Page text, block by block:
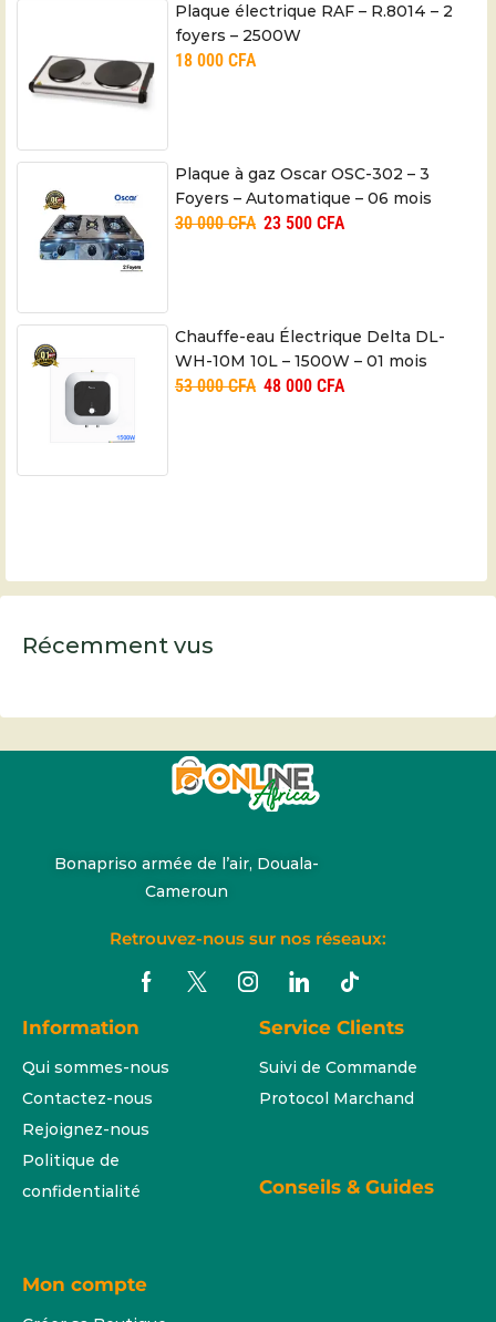
Plaque électrique RAF – R.8014 – 2
foyers – 2500W
18 000 CFA
Plaque à gaz Oscar OSC-302 – 3
Foyers – Automatique – 06 mois
30 000CFA 23 500 CFA
Chauffe-eau Électrique Delta DL-
WH-10M 10L – 1500W – 01 mois
53 000CFA 48 000 CFA
Récemment vus
Bonapriso armée de l’air, Douala-
Cameroun
Retrouvez-nous sur nos réseaux:
Information
Qui sommes-nous
Contactez-nous
Rejoignez-nous
Politique de
confidentialité
Service Clients
Suivi de Commande
Protocol Marchand
Conseils & Guides
Mon compte